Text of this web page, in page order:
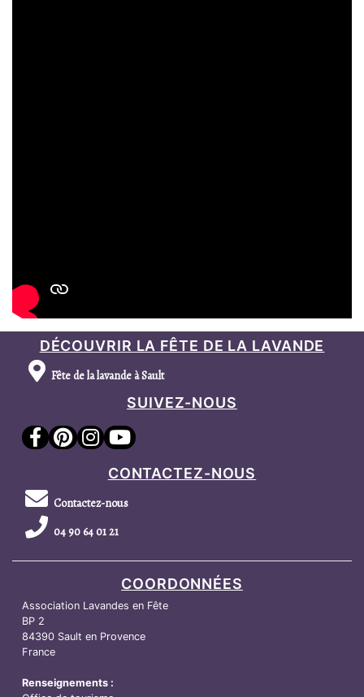
DÉCOUVRIR LA FÊTE DE LA LAVANDE
Fête de la lavande à Sault
SUIVEZ-NOUS
CONTACTEZ-NOUS
Contactez-nous
04 90 64 01 21
COORDONNÉES
Association Lavandes en Fête
BP 2
84390 Sault en Provence
France
Renseignements :